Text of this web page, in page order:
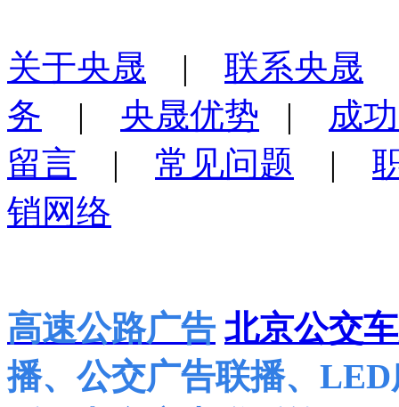
关于央晟 | 联系央晟
务 | 央晟优势 | 成
留言 | 常见问题 |
销网络
高速公路广告 北京公交
播、公交广告联播、